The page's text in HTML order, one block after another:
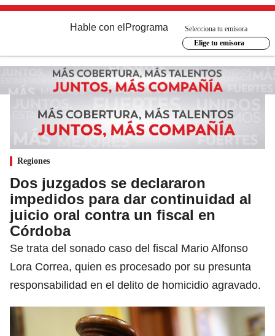
Hable con el Programa
Selecciona tu emisora
Elige tu emisora
Regiones
Dos juzgados se declararon
impedidos para dar continuidad al
juicio oral contra un fiscal en
Córdoba
Se trata del sonado caso del fiscal Mario Alfonso
Lora Correa, quien es procesado por su presunta
responsabilidad en el delito de homicidio agravado.